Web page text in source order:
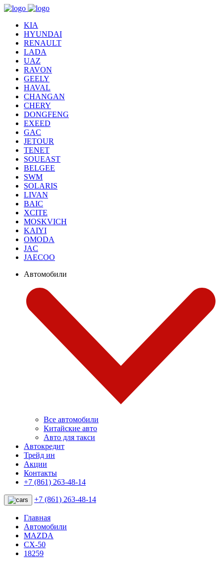
KIA
HYUNDAI
RENAULT
LADA
UAZ
RAVON
GEELY
HAVAL
CHANGAN
CHERY
DONGFENG
EXEED
GAC
JETOUR
TENET
SOUEAST
BELGEE
SWM
SOLARIS
LIVAN
BAIC
XCITE
MOSKVICH
KAIYI
OMODA
JAC
JAECOO
Автомобили
Все автомобили
Китайские авто
Авто для такси
Автокредит
Трейд ин
Акции
Контакты
+7 (861) 263-48-14
+7 (861) 263-48-14
Главная
Автомобили
MAZDA
CX-50
18259